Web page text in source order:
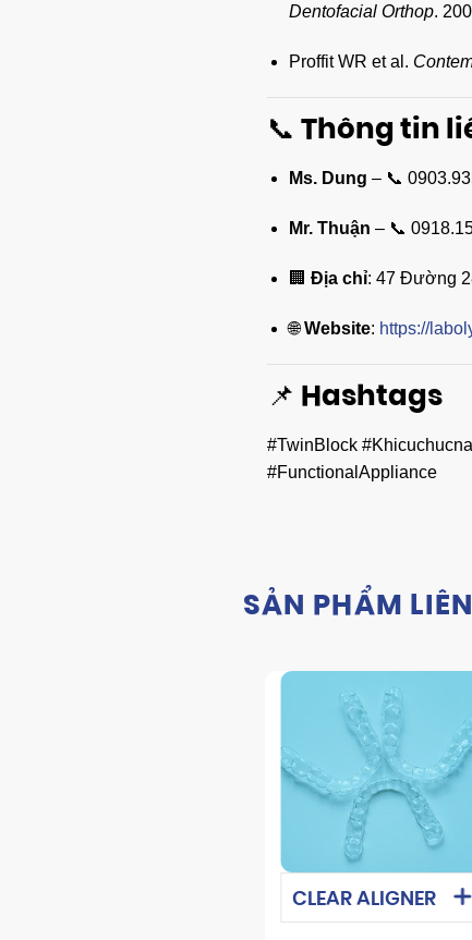
Dentofacial Orthop.
Proffit WR et al.
📞 Thông tin
Ms. Dung – 📞
Mr. Thuận – 📞
🏢Địa chỉ: 47 Đường
🌐Website: https://
📌 Hashtags
#TwinBlock
#FunctionalAppliance
SẢN PHẨM
CLEAR ALIGNER